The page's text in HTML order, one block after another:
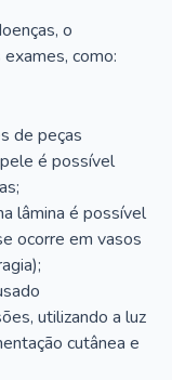
o
como:
de peças
é possível
lâmina é possível
ocorre em vasos
utilizando a luz
cutânea e